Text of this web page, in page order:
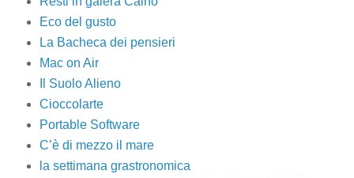
Eco del gusto
La Bacheca dei pensieri
Mac on Air
Il Suolo Alieno
Cioccolarte
Portable Software
C’è di mezzo il mare
la settimana grastronomica